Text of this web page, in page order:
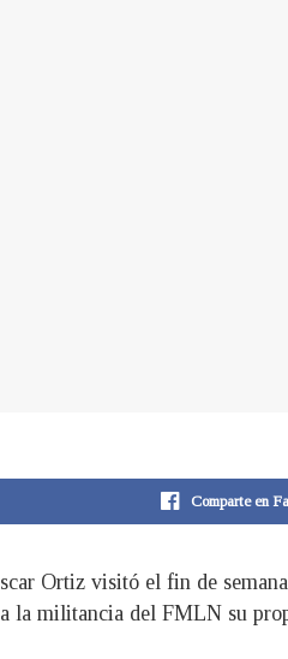
Comparte en
scar Ortiz visitó el fin de
a la militancia del FMLN su